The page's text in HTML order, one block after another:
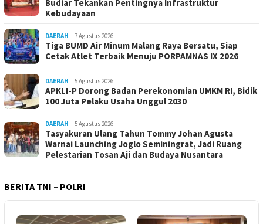
Budiar Tekankan Pentingnya Infrastruktur
Kebudayaan
DAERAH 7 Agustus 2026
Tiga BUMD Air Minum Malang Raya Bersatu, Siap
Cetak Atlet Terbaik Menuju PORPAMNAS IX 2026
DAERAH 5 Agustus 2026
APKLI-P Dorong Badan Perekonomian UMKM RI, Bidik
100 Juta Pelaku Usaha Unggul 2030
DAERAH 5 Agustus 2026
Tasyakuran Ulang Tahun Tommy Johan Agusta
Warnai Launching Joglo Seminingrat, Jadi Ruang
Pelestarian Tosan Aji dan Budaya Nusantara
BERITA TNI – POLRI